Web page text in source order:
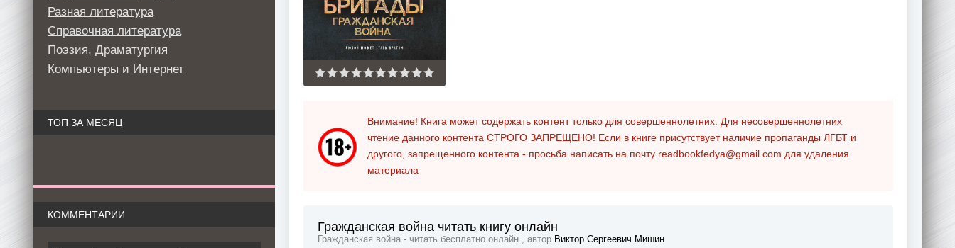
Внимание! Книга может содержать контент только для совершеннолетних. Для несовершеннолетних
чтение данного контента СТРОГО ЗАПРЕЩЕНО! Если в книге присутствует наличие пропаганды ЛГБТ и
другого, запрещенного контента - просьба написать на почту readbookfedya@gmail.com для удаления
материала
Гражданская война читать книгу онлайн
Гражданская война - читать бесплатно онлайн , автор Виктор Сергеевич Мишин
Разная литература
Справочная литература
Поэзия, Драматургия
Компьютеры и Интернет
ТОП ЗА МЕСЯЦ
КОММЕНТАРИИ